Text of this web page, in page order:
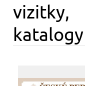
vizitky,
katalogy